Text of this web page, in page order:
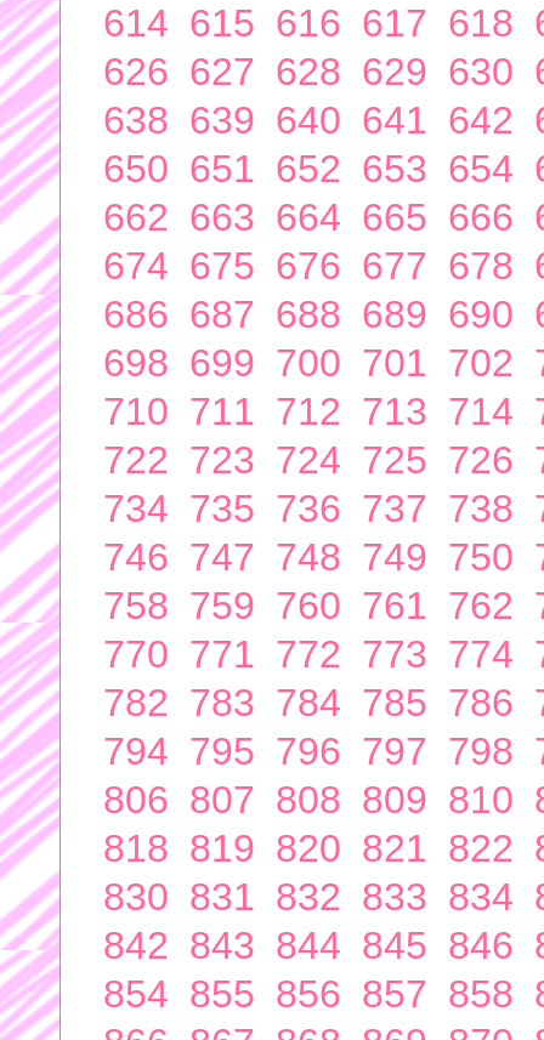
614 615 616 617 618
626 627 628 629 630
638 639 640 641 642
650 651 652 653 654
662 663 664 665 666
674 675 676 677 678
686 687 688 689 690
698 699 700 701 702
710 711 712 713 714
722 723 724 725 726
734 735 736 737 738
746 747 748 749 750
758 759 760 761 762
770 771 772 773 774
782 783 784 785 786
794 795 796 797 798
806 807 808 809 810
818 819 820 821 822
830 831 832 833 834
842 843 844 845 846
854 855 856 857 858